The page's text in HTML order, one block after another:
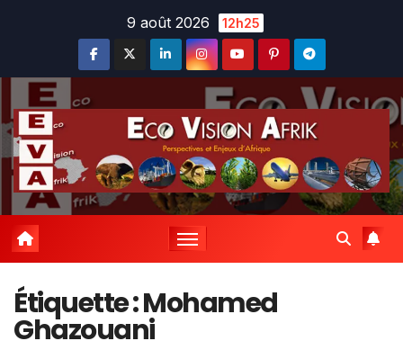
9 août 2026 12h25
Étiquette :Mohamed
Ghazouani